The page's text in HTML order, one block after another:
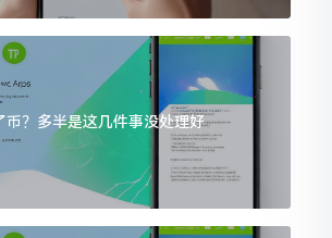
？多半是这几件事没处理好